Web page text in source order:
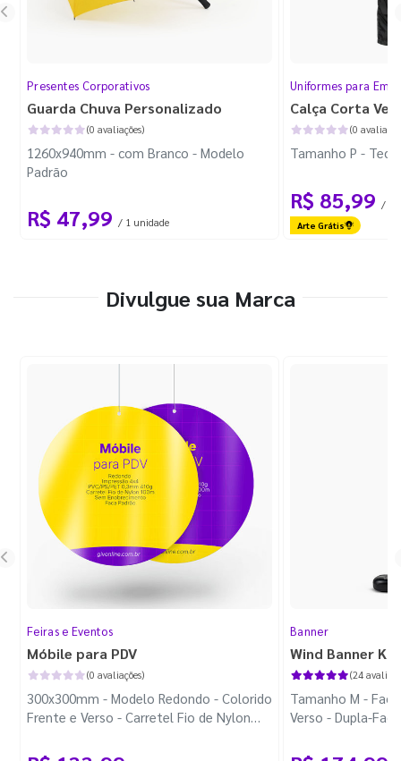
Presentes Corporativos
Guarda Chuva Personalizado
(0 avaliações)
1260x940mm - com Branco - Modelo
Padrão
R$ 47,99 / 1 unidade
Uniformes para
Calça Corta
(0
Tamanho P -
R$ 85,99 / 1
Arte Grátis
Divulgue sua Marca
Feiras e Eventos
Móbile para PDV
(0 avaliações)
300x300mm - Modelo Redondo - Colorido
Frente e Verso - Carretel Fio de Nylon
Banner
Wind Banner
(24
Tamanho M -
Verso - Dupla-